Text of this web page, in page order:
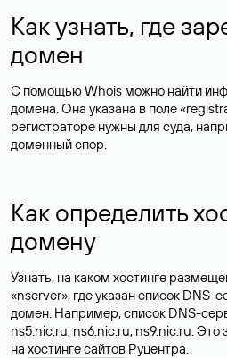
Как узнать, где
домен
С помощью Whois можно найти
домена. Она указана в поле
регистраторе нужны для суда,
доменный спор.
Как определить
домену
Узнать, на каком хостинге
«nserver», где указан список
домен. Например, список DNS-
ns5.nic.ru, ns6.nic.ru, ns9.nic.ru. Это
на хостинге сайтов Руцентра.